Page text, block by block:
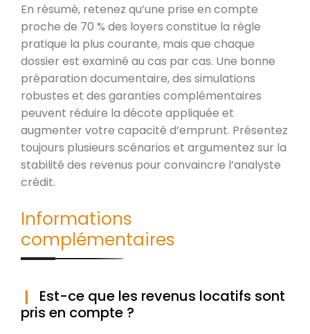
En résumé, retenez qu’une prise en compte
proche de 70 % des loyers constitue la règle
pratique la plus courante, mais que chaque
dossier est examiné au cas par cas. Une bonne
préparation documentaire, des simulations
robustes et des garanties complémentaires
peuvent réduire la décote appliquée et
augmenter votre capacité d’emprunt. Présentez
toujours plusieurs scénarios et argumentez sur la
stabilité des revenus pour convaincre l’analyste
crédit.
Informations
complémentaires
Est-ce que les revenus locatifs sont
pris en compte ?